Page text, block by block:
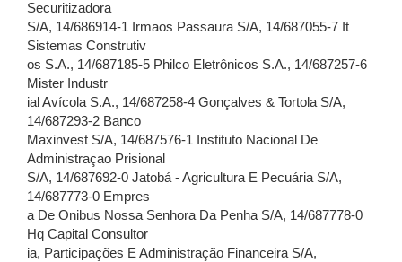
Securitizadora
S/A, 14/686914-1 Irmaos Passaura S/A, 14/687055-7 It
Sistemas Construtiv
os S.A., 14/687185-5 Philco Eletrônicos S.A., 14/687257-6
Mister Industr
ial Avícola S.A., 14/687258-4 Gonçalves & Tortola S/A,
14/687293-2 Banco
Maxinvest S/A, 14/687576-1 Instituto Nacional De
Administraçao Prisional
S/A, 14/687692-0 Jatobá - Agricultura E Pecuária S/A,
14/687773-0 Empres
a De Onibus Nossa Senhora Da Penha S/A, 14/687778-0
Hq Capital Consultor
ia, Participações E Administração Financeira S/A,